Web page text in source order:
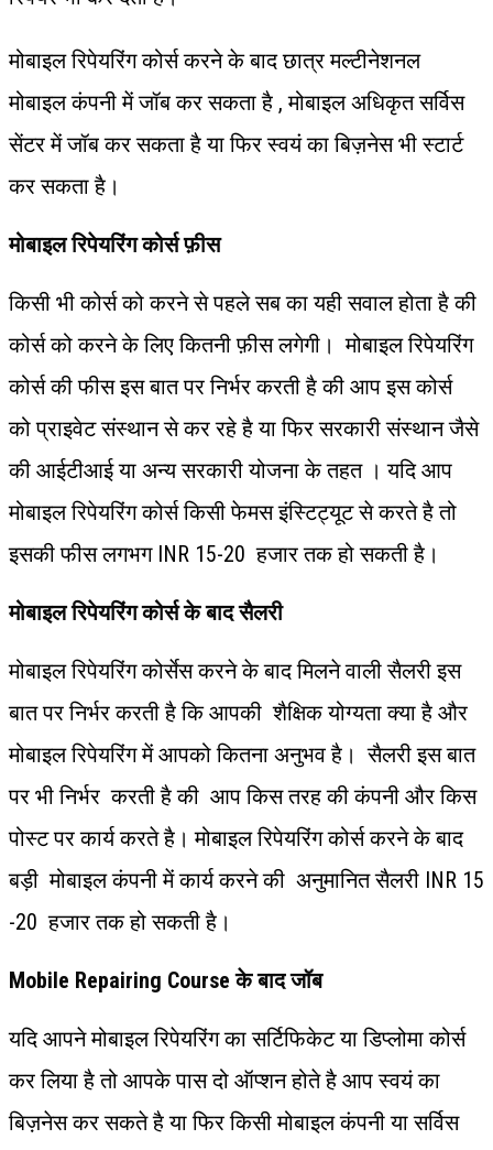
मोबाइल रिपेयरिंग कोर्स करने के बाद छात्र मल्टीनेशनल
मोबाइल कंपनी में जॉब कर सकता है , मोबाइल अधिकृत सर्विस
सेंटर में जॉब कर सकता है या फिर स्वयं का बिज़नेस भी स्टार्ट
कर सकता है।
मोबाइल रिपेयरिंग कोर्स फ़ीस
किसी भी कोर्स को करने से पहले सब का यही सवाल होता है की
कोर्स को करने के लिए कितनी फ़ीस लगेगी। मोबाइल रिपेयरिंग
कोर्स की फीस इस बात पर निर्भर करती है की आप इस कोर्स
को प्राइवेट संस्थान से कर रहे है या फिर सरकारी संस्थान जैसे
की आईटीआई या अन्य सरकारी योजना के तहत । यदि आप
मोबाइल रिपेयरिंग कोर्स किसी फेमस इंस्टिट्यूट से करते है तो
इसकी फीस लगभग INR 15-20 हजार तक हो सकती है।
मोबाइलरिपेयरिंगकोर्सकेबादसैलरी
मोबाइल रिपेयरिंग कोर्सेस करने के बाद मिलने वाली सैलरी इस
बात पर निर्भर करती है कि आपकी शैक्षिक योग्यता क्या है और
मोबाइल रिपेयरिंग में आपको कितना अनुभव है। सैलरी इस बात
पर भी निर्भर करती है की आप किस तरह की कंपनी और किस
पोस्ट पर कार्य करते है। मोबाइल रिपेयरिंग कोर्स करने के बाद
बड़ी मोबाइल कंपनी में कार्य करने की अनुमानित सैलरी INR 15
-20 हजार तक हो सकती है।
Mobile Repairing Course के बाद जॉब
यदि आपने मोबाइल रिपेयरिंग का सर्टिफिकेट या डिप्लोमा कोर्स
कर लिया है तो आपके पास दो ऑप्शन होते है आप स्वयं का
बिज़नेस कर सकते है या फिर किसी मोबाइल कंपनी या सर्विस